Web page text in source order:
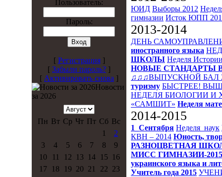
Пользователь:
Пароль:
[ Регистрация]
[ Забыли пароль? ]
[ Активировать снова ]
Новости
за 2026
Пн Вт Ср Чт Пт Сб Вс
1
2
3
4 5 6 7 8
9
10
11 12 13 14 15
16
17
18 19 20 21 22 23
ЮИД Выборы 2012
гимназии Исток ЮПП
2013-2014
ДЕНЬ
иностранного языка
ШКОЛЫ Неделя
НОВЫЕ СТАНДАРТЫ
♫♫♫ВЫПУСКНОЙ БАЛ
туризму БЫСТРЕЕ!
НЕДЕЛЯ БИОЛОГИИ И
«САМШИТ» Неделя
2014-2015
1_Сентября Неделя_наук
КВН – 2014 Юность,
РАЗНОЦВЕТНАЯ
МИСС ГИМНАЗИИ-2015
украинского языка и
Учитель года 2015